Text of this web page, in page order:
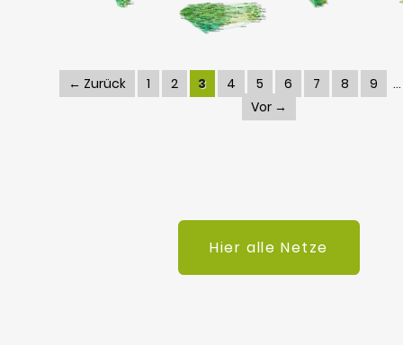
← Zurück 1 2 3 4 5 6 7 8
9
Vor →
Hier alle Netze